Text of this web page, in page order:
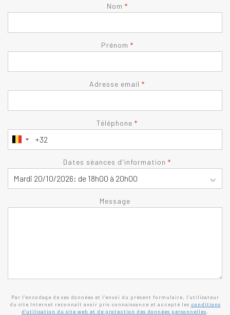
Nom *
Prénom *
Adresse email *
Téléphone *
Dates séances d'information *
Message
Par l'encodage de ses données et l'envoi du présent formulaire, l'utilisateur
du site Internet reconnaît avoir pris connaissance et accepté les conditions
d'utilisation du site web et de protection des données personnelles